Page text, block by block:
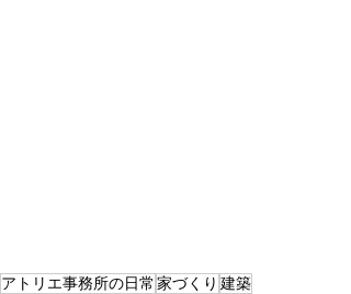
アトリエ事務所の日常 家づくり 建築